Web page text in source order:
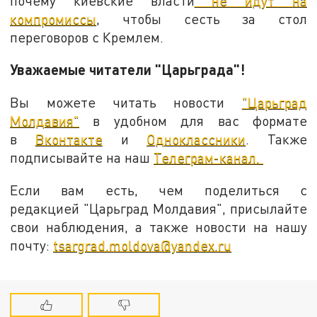
компромиссы , чтобы сесть за стол
переговоров с Кремлем.
Уважаемые читатели "Царьграда"!
Вы можете читать новости "Царьград
Молдавия" в удобном для вас формате
в Вконтактеи Одноклассники. Также
подписывайте на наш Телеграм-канал.
Если вам есть, чем поделиться с
редакцией "Царьград Молдавия", присылайте
свои наблюдения, а также новости на нашу
почту: tsargrad.moldova@yandex.ru